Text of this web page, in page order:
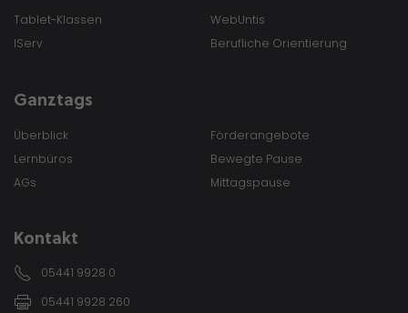
Tablet-Klassen
IServ
WebUntis
Berufliche Orientierung
Ganztags
Überblick
Lernbüros
AGs
Förderangebote
Bewegte Pause
Mittagspause
Kontakt
05441 9928 0
05441 9928 260